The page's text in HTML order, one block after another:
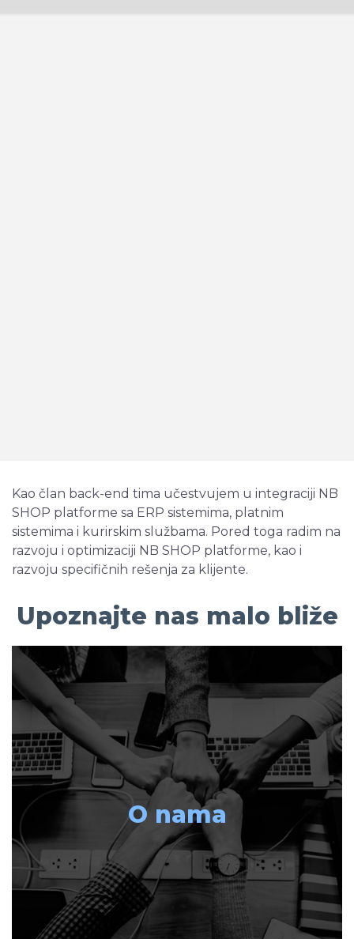
Kao član back-end tima učestvujem u integraciji NB
SHOP platforme sa ERP sistemima, platnim
sistemima i kurirskim službama. Pored toga radim na
razvoju i optimizaciji NB SHOP platforme, kao i
razvoju specifičnih rešenja za klijente.
Upoznajte nas malo bliže
O nama